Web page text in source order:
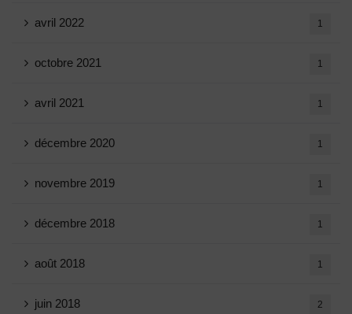
avril 2022 1
octobre 2021 1
avril 2021 1
décembre 2020 1
novembre 2019 1
décembre 2018 1
août 2018 1
juin 2018 2